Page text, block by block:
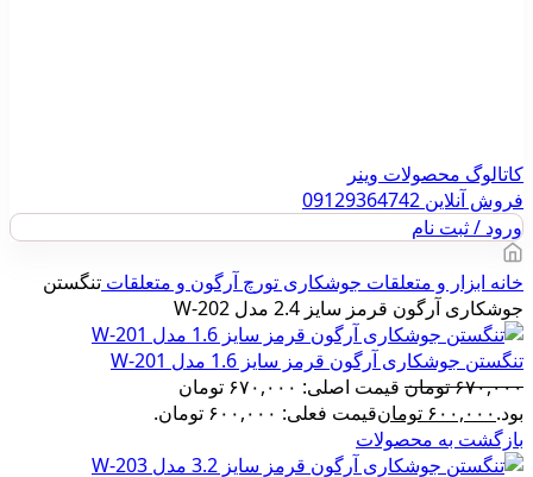
کاتالوگ محصولات وینر
فروش آنلاین 09129364742
ورود / ثبت نام
خانه ابزار و متعلقات جوشکاری تورچ آرگون و متعلقات تنگستن
جوشکاری آرگون قرمز سایز 2.4 مدل W-202
تنگستن جوشکاری آرگون قرمز سایز 1.6 مدل W-201
۶۷۰,۰۰۰تومان
قیمت اصلی: ۶۷۰,۰۰۰ تومان
بود.۶۰۰,۰۰۰ تومانقیمت فعلی: ۶۰۰,۰۰۰ تومان.
بازگشت به محصولات